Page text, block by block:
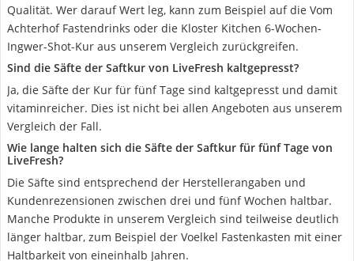
Qualität. Wer darauf Wert leg, kann zum Beispiel auf die Vom
Achterhof Fastendrinks oder die Kloster Kitchen 6-Wochen-
Ingwer-Shot-Kur aus unserem Vergleich zurückgreifen.
Sind die Säfte der Saftkur von LiveFresh kaltgepresst?
Ja, die Säfte der Kur für fünf Tage sind kaltgepresst und damit
vitaminreicher. Dies ist nicht bei allen Angeboten aus unserem
Vergleich der Fall.
Wie lange halten sich die Säfte der Saftkur für fünf Tage von
LiveFresh?
Die Säfte sind entsprechend der Herstellerangaben und
Kundenrezensionen zwischen drei und fünf Wochen haltbar.
Manche Produkte in unserem Vergleich sind teilweise deutlich
länger haltbar, zum Beispiel der Voelkel Fastenkasten mit einer
Haltbarkeit von eineinhalb Jahren.